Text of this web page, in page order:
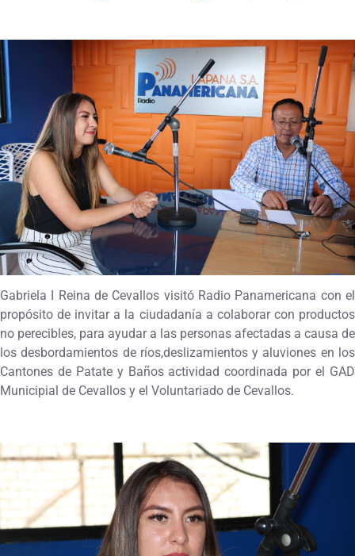
Gabriela I Reina de Cevallos visitó Radio Panamericana con el
propósito de invitar a la ciudadanía a colaborar con productos
no perecibles, para ayudar a las personas afectadas a causa de
los desbordamientos de ríos,deslizamientos y aluviones en los
Cantones de Patate y Baños actividad coordinada por el GAD
Municipial de Cevallos y el Voluntariado de Cevallos.